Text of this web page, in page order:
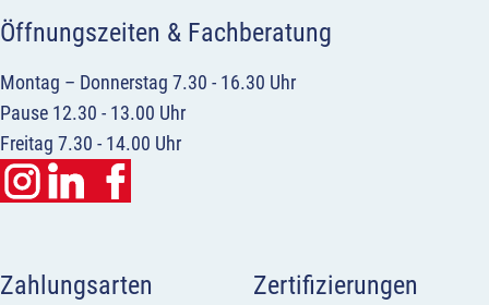
Öffnungszeiten & Fachberatung
Montag – Donnerstag 7.30 - 16.30 Uhr
Pause 12.30 - 13.00 Uhr
Freitag 7.30 - 14.00 Uhr
Zahlungsarten Zertifizierungen